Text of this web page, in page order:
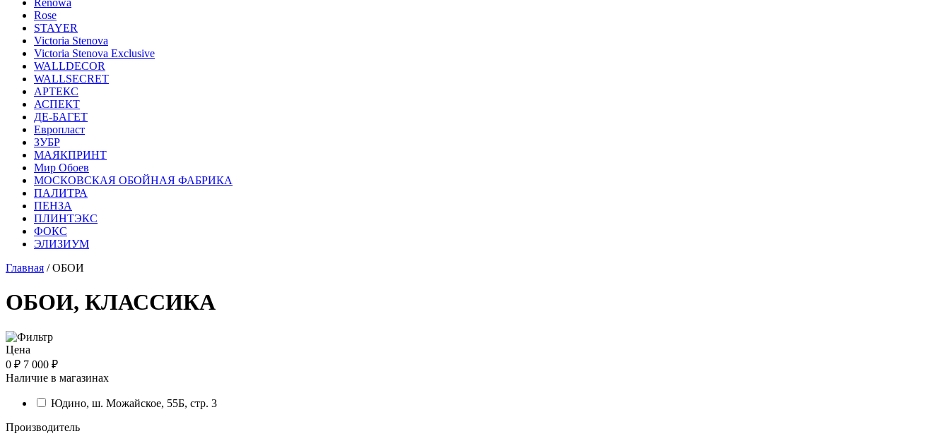
Renowa
Rose
STAYER
Victoria Stenova
Victoria Stenova Exclusive
WALLDECOR
WALLSECRET
АРТЕКС
АСПЕКТ
ДЕ-БАГЕТ
Европласт
ЗУБР
МАЯКПРИНТ
Мир Обоев
МОСКОВСКАЯ ОБОЙНАЯ ФАБРИКА
ПАЛИТРА
ПЕНЗА
ПЛИНТЭКС
ФОКС
ЭЛИЗИУМ
Главная / ОБОИ
ОБОИ, КЛАССИКА
Цена
0 ₽ 7 000 ₽
Наличие в магазинах
Юдино, ш. Можайское, 55Б, стр. 3
Производитель